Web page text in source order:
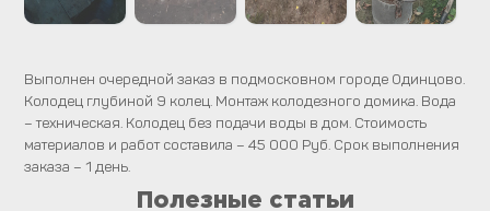
Выполнен очередной заказ в подмосковном городе Одинцово.
Колодец глубиной 9 колец. Монтаж колодезного домика. Вода
– техническая. Колодец без подачи воды в дом. Стоимость
материалов и работ составила – 45 000 Руб. Срок выполнения
заказа – 1 день.
Полезные статьи